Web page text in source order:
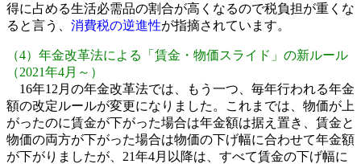
得に占める生活必需品の割合が高くなるので税負担が重くな
ると言う、 消費税の逆進性が指摘されています。
（4）年金改革法による「賃金・物価スライド」の新ルール
（2021年4月～）
16年12月の年金改革法では、もう一つ、毎年行われる年金
額の改定ルールが変更になりました。これまでは、物価が上
がったのに賃金が下がった場合は年金額は据え置き、賃金と
物価の両方が下がった場合は物価の下げ幅に合わせて年金額
が下がりましたが、21年4月以降は、すべて賃金の下げ幅に